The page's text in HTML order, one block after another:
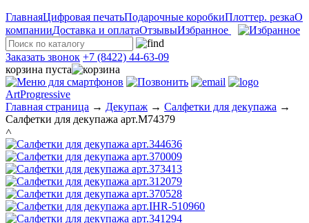
ГлавнаяЦифровая печатьПодарочные коробкиПлоттер. резкаО
компанииДоставка и оплатаОтзывыИзбранное
Заказать звонок +7 (8422) 44-63-09
корзина пуста
ArtProgressive
Главная страница → Декупаж → Салфетки для декупажа →
Салфетки для декупажа арт.M74379
˄